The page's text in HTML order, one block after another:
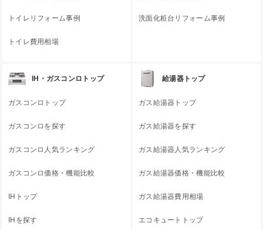
トイレリフォーム事例
トイレ費用相場
洗面化粧台リフォーム事例
IH・ガスコンロトップ
ガスコンロトップ
ガスコンロを探す
ガスコンロ人気ランキング
ガスコンロ価格・機能比較
IHトップ
IHを探す
給湯器トップ
ガス給湯器トップ
ガス給湯器を探す
ガス給湯器人気ランキング
ガス給湯器価格・機能比較
ガス給湯器費用相場
エコキュートトップ